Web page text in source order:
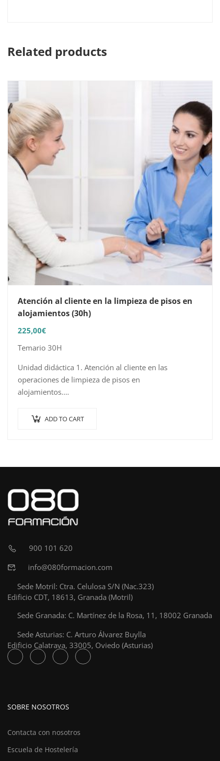
Related products
Atención al cliente en la limpieza de pisos en
alojamientos (30h)
225,00€
Temario 30H
Unidad didáctica 1. Atención al cliente en las
operaciones de limpieza de pisos en
alojamientos.
general. ADD TO CART
900 101 620
info@080formacion.com
Sede Motril: Ctra. Celulosa S/N (Nac.323)
Edificio CDT, 18613, Granada (Motril)
Sede Granada: C. Martínez de la Rosa, 11, 18002 Granada
Sede Asturias: C. Arturo Álvarez Buylla
Edificio Calatrava, 33005, Oviedo (Asturias)
SOBRE NOSOTROS
Contacta con nosotros
Escuela de Hostelería